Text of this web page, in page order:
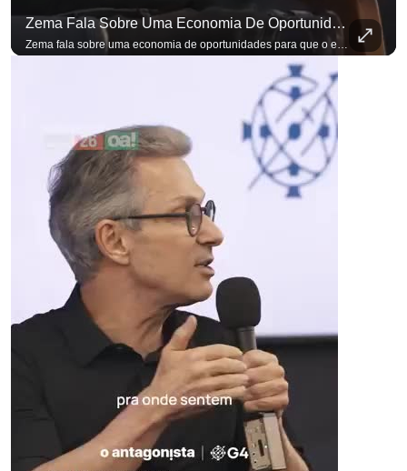
Zema Fala Sobre Uma Economia De Oportunidades Para O Empresário
Zema fala sobre uma economia de oportunidades para que o empresário brasileiro não precise sair do país para manter o crescimento do seu negócio. A primeira Sabatina Presidencial em que as perguntas não vieram de assessores, partidos ou jornalistas. Vieram de uma pesquisa com empresários brasileiros. Imposto, juro, custo de contratar. Cada candidato frente a frente com quem move a economia do país. Se você busca informação com credibilidade, inscreva-se agora e ative o